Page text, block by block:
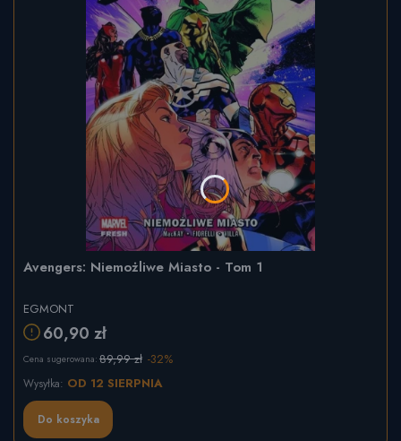
Avengers: Niemożliwe Miasto - Tom 1
EGMONT
60,90 zł
Cena sugerowana: 89,99 zł -32%
Do koszyka
Wysyłka: OD 12 SIERPNIA